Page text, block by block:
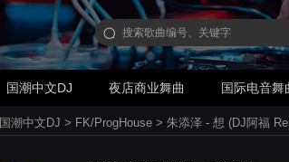
国潮中文DJ 夜店商业舞曲 国际电音舞
国潮中文DJ > FK/ProgHouse > 朱添泽 - 想 (DJ阿福